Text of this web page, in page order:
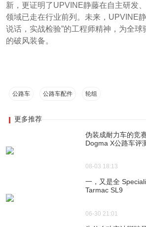
新，更证明了UPVINE静藤在自主研发
领域已走在行业前列。未来，UPVINE
说话，实战检验”的工程师精神，为全球
的破风装备。
公路车 公路车配件 轮组
更多推荐
伪装成耐力车的竞
Dogma X公路车评
08-03 18:13
一，又是全
Tarmac SL9
06-30 21:01